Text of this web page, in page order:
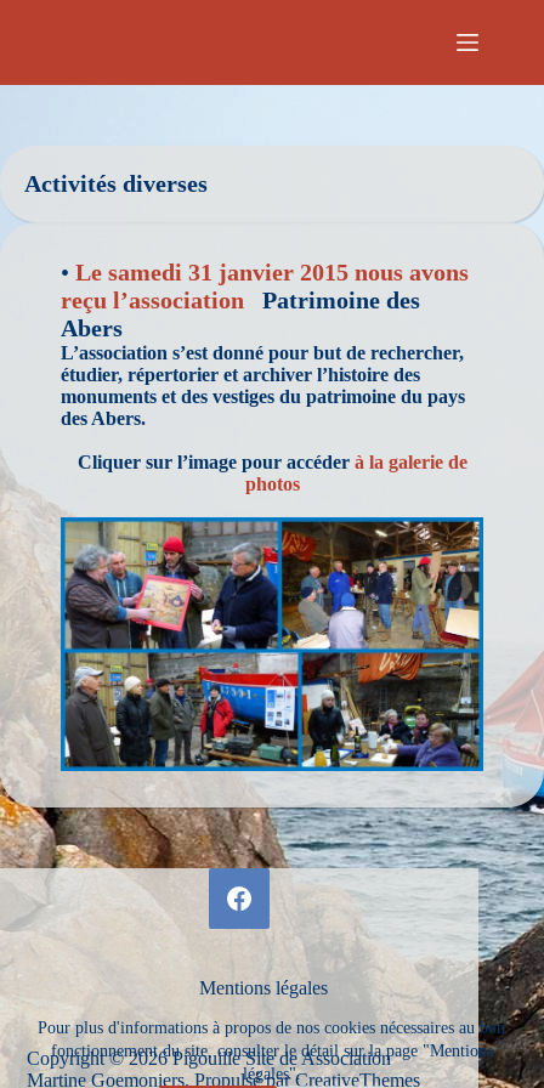
Pour plus d'informations à propos de nos cookies nécessaires au bon
fonctionnement du site, consulter le détail sur la page "Mentions
légales".
Activités diverses
• Le samedi 31 janvier 2015 nous avons
reçu l’association
Patrimoine des
Abers
L’association s’est donné pour but de rechercher,
étudier, répertorier et archiver l’histoire des
monuments et des vestiges du patrimoine du pays
des Abers.
Cliquer sur l’image pour accéderà la galerie de
photos
Mentions légales
Copyright © 2026 Pigouille Site de Association
Martine Goemoniers. Propulsé parCreativeThemes